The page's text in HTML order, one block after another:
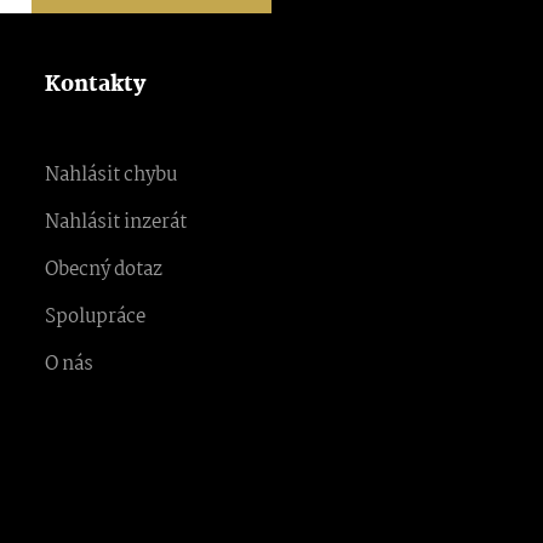
Kontakty
Nahlásit chybu
Nahlásit inzerát
Obecný dotaz
Spolupráce
O nás